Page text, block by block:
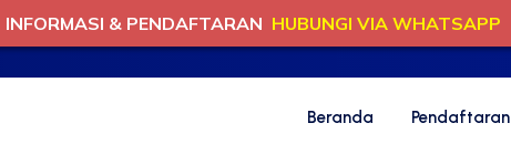
Beranda Pendaftaran
INFORMASI & PENDAFTARAN HUBUNGI VIA WHATSAPP